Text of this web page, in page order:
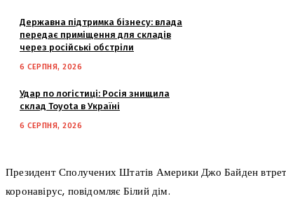
Державна підтримка бізнесу: влада
передає приміщення для складів
через російські обстріли
6 СЕРПНЯ, 2026
Удар по логістиці: Росія знищила
склад Toyota в Україні
6 СЕРПНЯ, 2026
Президент Сполучених Штатів Америки Джо Байден
коронавірус, повідомляє Білий дім.